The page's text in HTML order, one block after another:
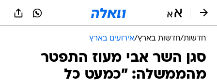
חדשות/חדשות בארץ/אירועים בארץ
סגן השר אבי מעוז התפטר
מהממשלה: "כמעט כל